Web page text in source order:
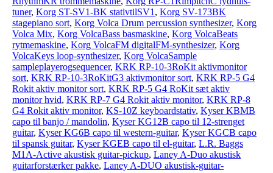
tuner, Korg ST-SV1-BK stativtilSV1 , Korg SV-173BK
stagepiano sort, Korg Volca Drum percussion synthesizer, Korg
Volca Mix, Korg VolcaBass basmaskine, Korg VolcaBeats
rytmemaskine, Korg VolcaFM digitalFM-synthesizer, Korg
VolcaKeys loop-synthesizer, Korg VolcaSample
sampleplayerogsequencer, KRK RP-10-3RoKit aktivmonitor
sort, KRK RP-10-3RoKitG3 aktivmonitor sort, KRK RP-5 G4
Rokit aktiv monitor sort, KRK RP-5 G4 RoKit sæt aktiv
monitor hvid, KRK RP-7 G4 Rokit aktiv monitor, KRK RP-8
G4 Rokit aktiv monitor, KS-10Z keyboardstativ, Kyser KBMB
capo til banjo / mandolin, Kyser KG12B capo til 12-strenget
guitar, Kyser KG6B capo til western-guitar, Kyser KGCB capo
til spansk guitar, Kyser KGEB capo til el-guitar, L.R. Baggs
M1A-Active akustisk guitar-pickup, Laney A-Duo akustisk
guitarforstærker pakke, Laney A-DUO akustisk-guitar-